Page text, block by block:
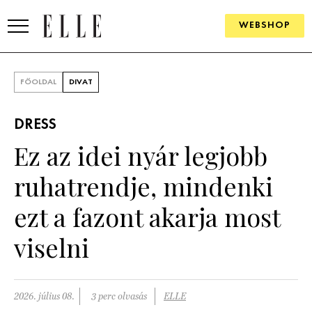
WEBSHOP
SZÉPSÉG
PÁRKAPCSOLAT
FŐOLDAL DIVAT
DRESS
Ez az idei nyár legjobb
ruhatrendje, mindenki
ezt a fazont akarja most
viselni
2026. július 08. 3 perc olvasás ELLE